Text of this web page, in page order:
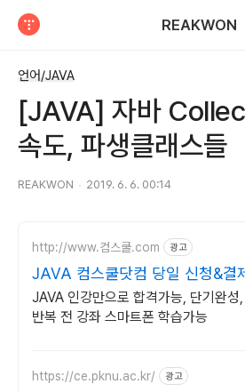
REAKWON
언어/JAVA
[JAVA] 자바
속도, 파생클래스들
REAKWON 2019. 6. 6. 00:14
http://www.컴스쿨.com 광고
JAVA 컴스쿨닷컴 당일 신청&결
기프티콘!
JAVA 인강만으로 합격가능, 단기완성
반복 전 강좌 스마트폰 학습가능
https://ce.pknu.ac.kr/ 광고